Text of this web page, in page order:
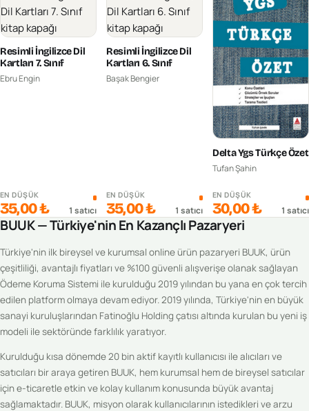
Resimli İngilizce Dil
Kartları 7. Sınıf
Ebru Engin
EN DÜŞÜK
35,00 ₺ 1 satıcı
Resimli İngilizce Dil
Kartları 6. Sınıf
Başak Bengier
EN DÜŞÜK
35,00 ₺ 1 satıcı
Delta Ygs Türkçe Özet
Tufan Şahin
EN DÜŞÜK
30,00 ₺ 1 satıcı
BUUK — Türkiye'nin En Kazançlı Pazaryeri
Türkiye'nin ilk bireysel ve kurumsal online ürün pazaryeri BUUK, ürün
çeşitliliği, avantajlı fiyatları ve %100 güvenli alışverişe olanak sağlayan
Ödeme Koruma Sistemi ile kurulduğu 2019 yılından bu yana en çok tercih
edilen platform olmaya devam ediyor. 2019 yılında, Türkiye'nin en büyük
sanayi kuruluşlarından Fatinoğlu Holding çatısı altında kurulan bu yeni iş
modeli ile sektöründe farklılık yaratıyor.
Kurulduğu kısa dönemde 20 bin aktif kayıtlı kullanıcısı ile alıcıları ve
satıcıları bir araya getiren BUUK, hem kurumsal hem de bireysel satıcılar
için e-ticaretle etkin ve kolay kullanım konusunda büyük avantaj
sağlamaktadır. BUUK, misyon olarak kullanıcılarının istedikleri ve arzu